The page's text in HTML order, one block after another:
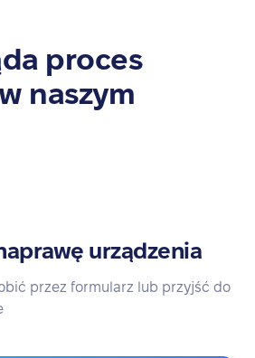
proces
naszym
urządzenia
przez formularz lub przyjść do